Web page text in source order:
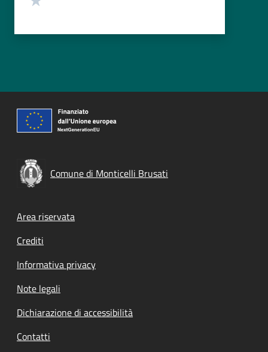
Comune di Monticelli Brusati
Footer menu
Area riservata
Crediti
Informativa privacy
Note legali
Dichiarazione di accessibilità
Contatti